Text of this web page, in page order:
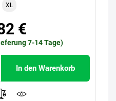
XL
€
7-14 Tage)
In den Warenkorb